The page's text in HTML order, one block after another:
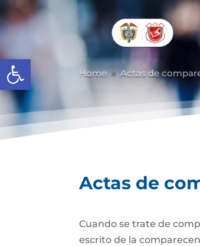
Abrir barra de herramientas
Home 9 Actas de
Actas de
Cuando se trate de
escrito de la